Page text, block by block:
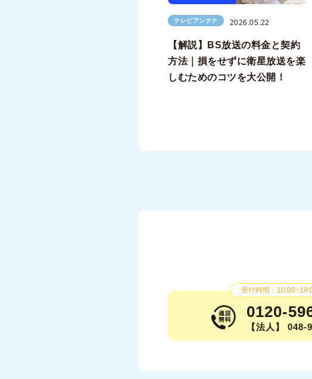
テレビアンテナ 2026.05.22
【解説】BS放送の料金と契約
方法｜損をせずに衛星放送を楽
しむためのコツを大公開！
受付時間：
0120-
【法人】 048-